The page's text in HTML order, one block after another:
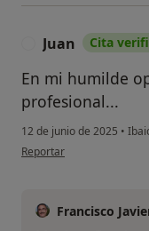
Juan Cita
En mi humilde
profesional...
12 de junio de 2025 •
en opinión del usuario Juan
Reportar
Francisco